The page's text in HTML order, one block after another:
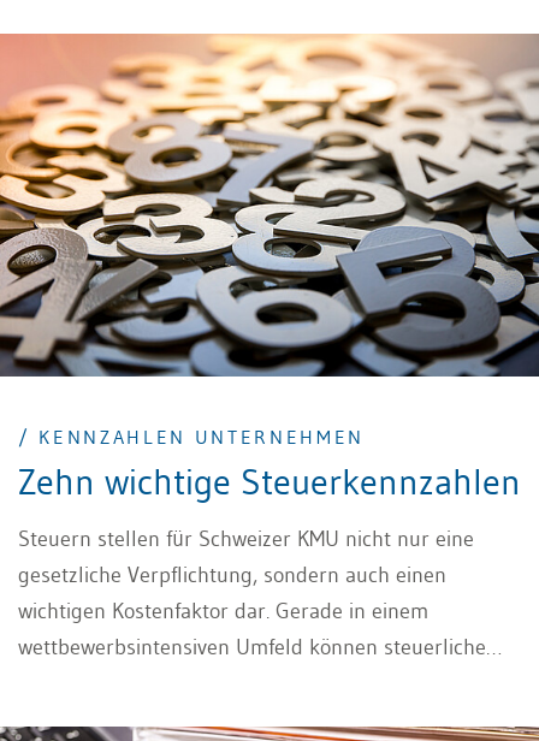
Bekanntmachungsleistungen und Sponsoring
voneinander ab und zeigt den korrekten Umgang mit
solchen Beiträgen auf.
/ KENNZAHLEN UNTERNEHMEN
Zehn wichtige Steuerkennzahlen
Steuern stellen für Schweizer KMU nicht nur eine
gesetzliche Verpflichtung, sondern auch einen
wichtigen Kostenfaktor dar. Gerade in einem
wettbewerbsintensiven Umfeld können steuerliche